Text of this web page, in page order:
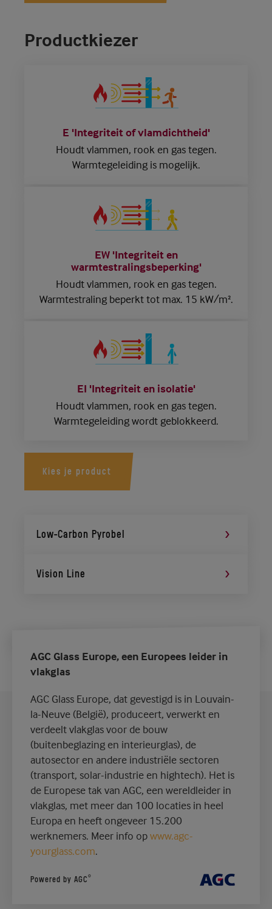
Productkiezer
E 'Integriteit of vlamdichtheid'
Houdt vlammen, rook en gas tegen.
Warmtegeleiding is mogelijk.
EW 'Integriteit en
warmtestralingsbeperking'
Houdt vlammen, rook en gas tegen.
Warmtestraling beperkt tot max. 15 kW/m².
EI 'Integriteit en isolatie'
Houdt vlammen, rook en gas tegen.
Warmtegeleiding wordt geblokkeerd.
Kies je product
Low-Carbon Pyrobel
Vision Line
AGC Glass Europe, een Europees leider in
vlakglas
AGC Glass Europe, dat gevestigd is in Louvain-
la-Neuve (België), produceert, verwerkt en
verdeelt vlakglas voor de bouw
(buitenbeglazing en interieurglas), de
autosector en andere industriële sectoren
(transport, solar-industrie en hightech). Het is
de Europese tak van AGC, een wereldleider in
vlakglas, met meer dan 100 locaties in heel
Europa en heeft ongeveer 15.200
werknemers. Meer info opwww.agc-
yourglass.com.
Powered by AGC®